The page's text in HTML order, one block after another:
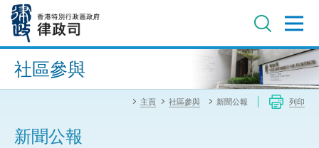
內
進階搜尋
社區參與
主頁 社區參與 新聞公報 列印
新聞公報